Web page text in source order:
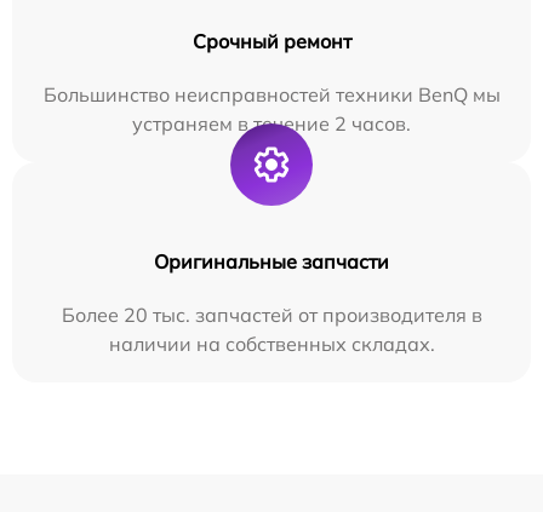
Срочный ремонт
Большинство неисправностей техники BenQ мы
устраняем в течение 2 часов.
Оригинальные запчасти
Более 20 тыс. запчастей от производителя в
наличии на собственных складах.